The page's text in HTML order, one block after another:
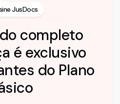
JusDocs
completo
é exclusivo
do Plano